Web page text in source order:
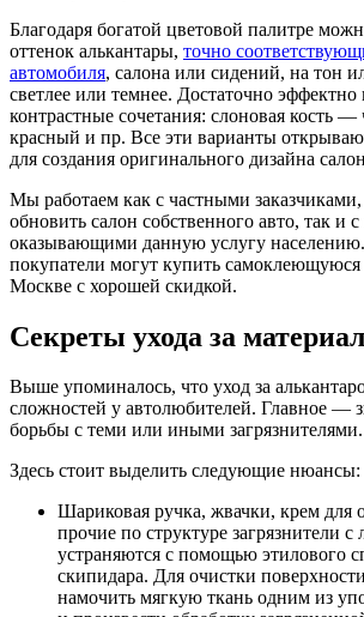
Благодаря богатой цветовой палитре
оттенок алькантары, точно
автомобиля, салона или сидений, на тон
светлее или темнее. Достаточно эффектно
контрастные сочетания: слоновая кость
красный и пр. Все эти варианты
для создания оригинального дизайна
Мы работаем как с частными
обновить салон собственного авто, так и
оказывающими данную услугу
покупатели могут купить самоклеющуюся
Москве с хорошей скидкой.
Секреты ухода за
Выше упоминалось, что уход за
сложностей у автолюбителей. Главное —
борьбы с теми или иными загрязнителями.
Здесь стоит выделить следующие нюансы:
Шариковая ручка, жвачки, крем для
прочие по структуре загрязнители с
устраняются с помощью этилового
скипидара. Для очистки
намочить мягкую ткань одним из